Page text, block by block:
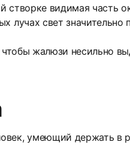
видимая часть
лучах свет
жалюзи несильно
умеющий держать в